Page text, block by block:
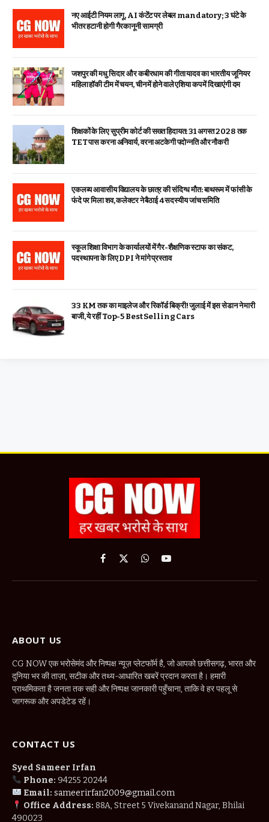
नए आईटी नियम लागू, AI कंटेंट पर लेबल mandatory; 3 घंटे के
भीतर हटानी होगी गैरकानूनी सामग्री
जशपुर की मधु सिदार और कबीरधाम की गीता यादव का भारतीय जूनियर
महिला हॉकी टीम में चयन, चीन में होने वाले एशिया कप में दिखाएंगी दम
शिक्षकों के लिए सुप्रीम कोर्ट की सख्त हिदायत: 31 अगस्त 2028 तक
TET पास करना अनिवार्य, वरना अटकेगी पदोन्नति और नौकरी
एकलव्य आवासीय विद्यालय के छात्र की संदिग्ध मौत: बाथरूम में फांसी के
फंदे पर मिला शव, कलेक्टर ने बैठाई 4 सदस्यीय जांच समिति
स्कूल शिक्षा विभाग के कार्यालयों में गैर-शैक्षणिक स्टाफ का संकट,
पदस्थापना के लिए DPI ने मांगे प्रस्ताव
33 KM तक का माइलेज और रिकॉर्ड बिक्री! जुलाई में इस सेडान ने मारी
बाजी, ये रहीं Top-5 Best Selling Cars
Facebook
X
WhatsApp
YouTube
ABOUT US
CG NOW एक भरोसेमंद और निष्पक्ष न्यूज़ प्लेटफॉर्म है, जो आपको छत्तीसगढ़, भारत और
दुनिया भर की ताज़ा, सटीक और तथ्य-आधारित खबरें प्रदान करता है। हमारी
प्राथमिकता है जनता तक सही और निष्पक्ष जानकारी पहुँचाना, ताकि वे हर पहलू से
जागरूक और अपडेटेड रहें।
CONTACT US
Syed Sameer Irfan
Phone: 94255 20244
Email: sameerirfan2009@gmail.com
Office Address: 88A, Street 5 Vivekanand Nagar, Bhilai
490023